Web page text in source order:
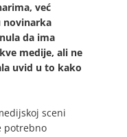
već
novinarka
da ima
medije, ali ne
uvid u to kako
sceni
potrebno